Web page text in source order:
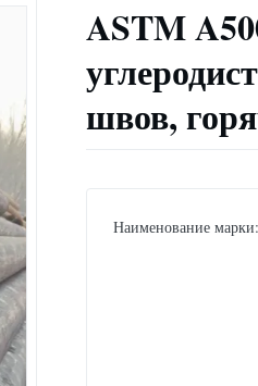
ASTM
швов,
Наименование марки: